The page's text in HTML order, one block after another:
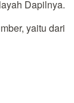
Dapilnya.
yaitu dari